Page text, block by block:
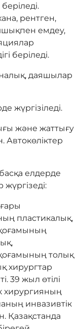
рентген,
емдеу,
беріледі.
даяшылар
жүргізіледі.
және жаттығу
Автокөліктер
елдерде
пластикалық,
қоғамының
қоғамының толық
хирургтар
39 жыл өтілі
хирургияның
инвазивтік
Қазақстанда